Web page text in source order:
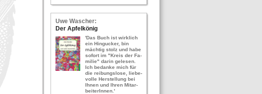
Uwe Wa­scher:
Der Ap­fel­kö­nig
'Das Buch ist wirk­lich
ein Hin­gu­cker, bin
mäch­tig stolz und habe
so­fort im "Kreis der Fa­
mi­lie" darin ge­le­sen.
Ich be­dan­ke mich für
die rei­bungs­lo­se, lie­be­
vol­le Her­stel­lung bei
Ihnen und Ihren Mit­ar­
bei­te­rIn­nen.'